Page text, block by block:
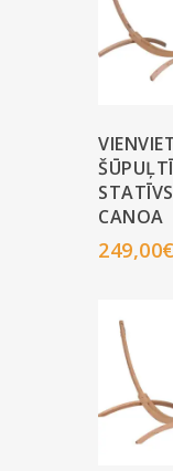
STATĪVS
CANOA
249,00€